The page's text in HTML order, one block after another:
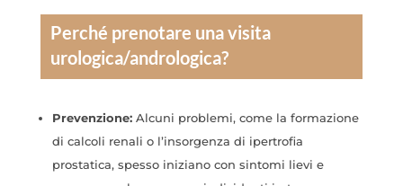
Perché prenotare una visita
urologica/andrologica?
Prevenzione:Alcuni problemi, come la formazione
di calcoli renali o l’insorgenza di ipertrofia
prostatica, spesso iniziano con sintomi lievi e